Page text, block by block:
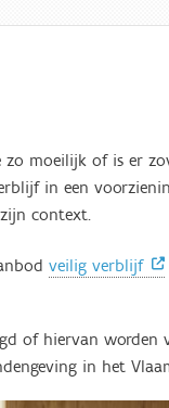
zo moeilijk of is er
in een
context.
veilig verblijf
of hiervan worden
in het